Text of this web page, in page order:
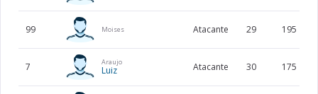
99 Moises Atacante 29 195
7 Araujo
Luiz Atacante 30 175